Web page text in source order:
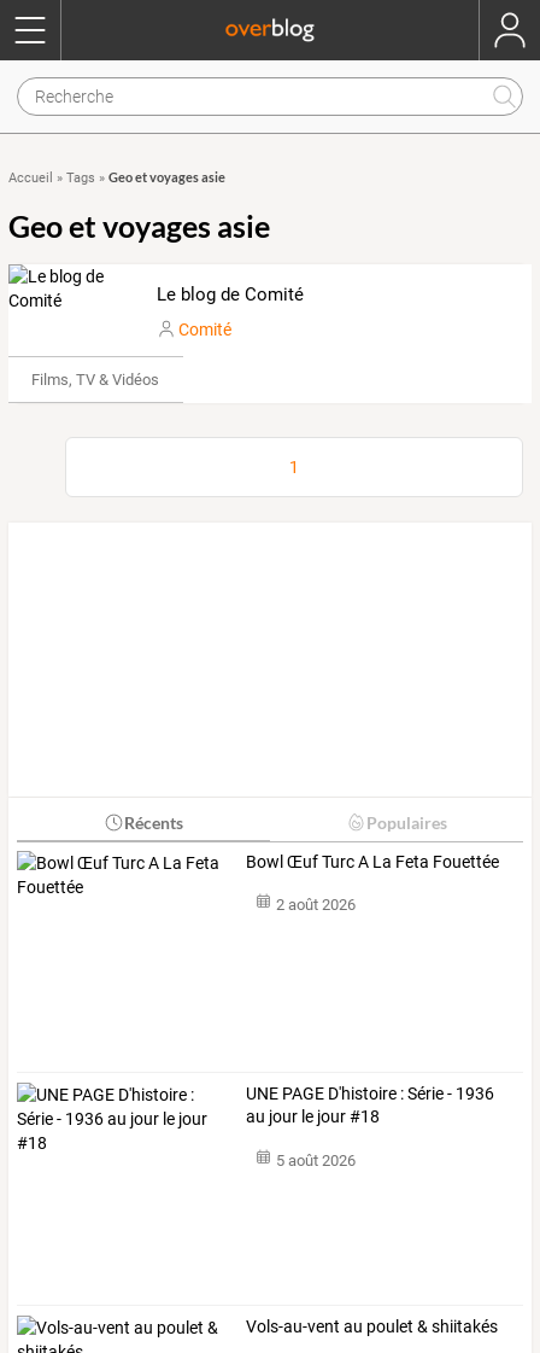
Accueil » Tags » Geo et voyages asie
Geo et voyages asie
Le blog de Comité
Comité
Films, TV & Vidéos
1
Récents Populaires
Bowl Œuf Turc A La Feta Fouettée
2 août 2026
UNE PAGE D'histoire : Série - 1936
au jour le jour #18
5 août 2026
Vols-au-vent au poulet & shiitakés